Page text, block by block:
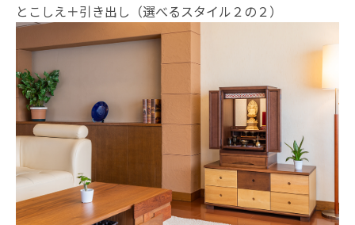
とこしえ＋引き出し（選べるスタイル２の２）